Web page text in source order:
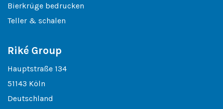
Bierkrüge bedrucken
Teller & schalen
Riké Group
Hauptstraße 134
51143 Köln
Deutschland